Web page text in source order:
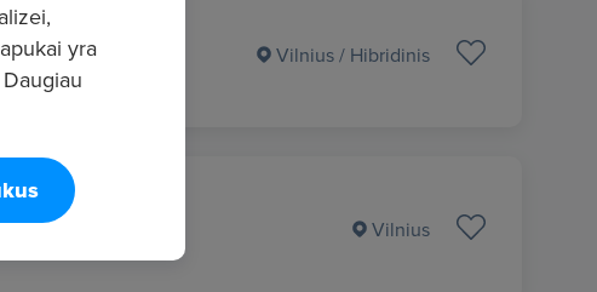
Vilnius/ Hibridinis
Vilnius
yra